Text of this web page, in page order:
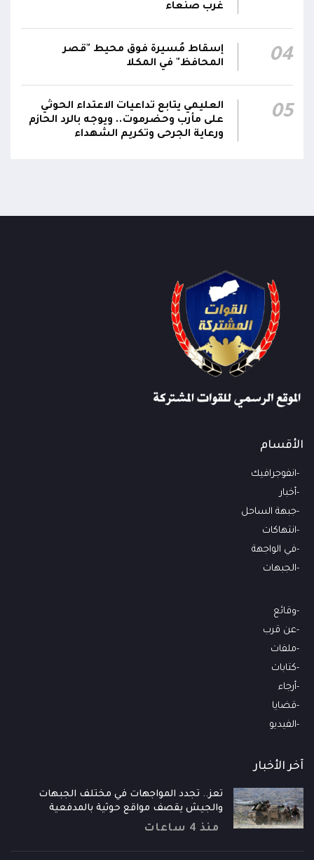
غرب صنعاء
04
إسقاط مُسيرة فوق محيط "قصر
المحافظ" في المكلا
05
العليمي يتابع تداعيات الاعتداء الحوثي
على مأرب وحضرموت.. ويوجه بالرد الحازم
ورعاية الجرحى وتكريم الشهداء
الأقسام
انفوجرافيك
أخبار
جبهة الساحل
انتهاكات
في الواجهة
الجبهات
وقائع
عن قرب
ملفات
كتابات
أرجاء
قضايا
الفيديو
آخر الأخبار
تعز.. تجدد المواجهات في مختلف الجبهات
والجيش يقصف مواقع حوثية بالمدفعية
منذ 4 ساعات